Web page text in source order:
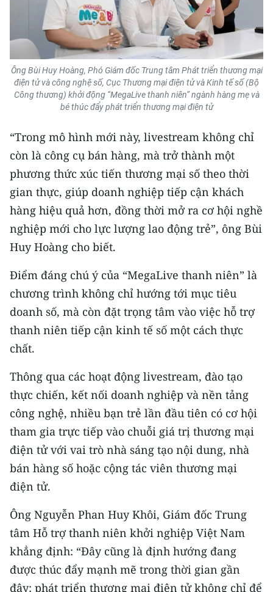
Chuyên trang Hà Nội
Chuyên trang TP. Hồ Chí Minh
CHUYÊN ĐỀ
CÁC CHUYÊN TRANG
VỀ BÁO NHÂN DÂN
THỜI NAY
NHÂN DÂN CUỐI TUẦN
NHÂN DÂN HẰNG THÁNG
MUA BÁO
ĐỌC BÁO IN
ENGLISH
中文
FRANÇAIS
РУССКИЙ
ESPAÑOL
한국어
Ông Bùi Huy Hoàng, Phó Giám đốc Trung tâm Phát triển thương mại
điện tử và công nghệ số, Cục Thương mại điện tử và Kinh tế số (Bộ
Công thương) khởi động “MegaLive thanh niên” ngành hàng mẹ và
bé thúc đẩy phát triển thương mại điện tử
“Trong mô hình mới này, livestream không chỉ
còn là công cụ bán hàng, mà trở thành một
phương thức xúc tiến thương mại số theo thời
gian thực, giúp doanh nghiệp tiếp cận khách
hàng hiệu quả hơn, đồng thời mở ra cơ hội nghề
nghiệp mới cho lực lượng lao động trẻ”, ông Bùi
Huy Hoàng cho biết.
Điểm đáng chú ý của “MegaLive thanh niên” là
chương trình không chỉ hướng tới mục tiêu
doanh số, mà còn đặt trọng tâm vào việc hỗ trợ
thanh niên tiếp cận kinh tế số một cách thực
chất.
Thông qua các hoạt động livestream, đào tạo
thực chiến, kết nối doanh nghiệp và nền tảng
công nghệ, nhiều bạn trẻ lần đầu tiên có cơ hội
tham gia trực tiếp vào chuỗi giá trị thương mại
điện tử với vai trò nhà sáng tạo nội dung, nhà
bán hàng số hoặc cộng tác viên thương mại
điện tử.
Ông Nguyễn Phan Huy Khôi, Giám đốc Trung
tâm Hỗ trợ thanh niên khởi nghiệp Việt Nam
khẳng định: “Đây cũng là định hướng đang
được thúc đẩy mạnh mẽ trong thời gian gần
đây: phát triển thương mại điện tử không chỉ để